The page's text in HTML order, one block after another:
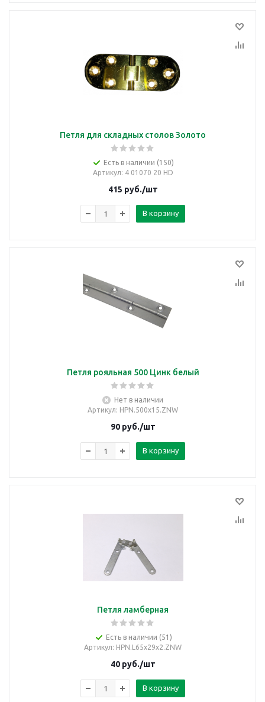
Петля для складных столов Золото
Есть в наличии (150)
Артикул: 4 01070 20 HD
415 руб./шт
В корзину
Петля рояльная 500 Цинк белый
Нет в наличии
Артикул: HPN.500x15.ZNW
90руб./шт
В корзину
Петля ламберная
Есть в наличии (51)
Артикул: HPN.L65x29x2.ZNW
40руб./шт
В корзину